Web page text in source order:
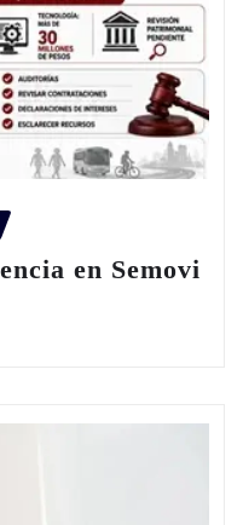
en Semovi